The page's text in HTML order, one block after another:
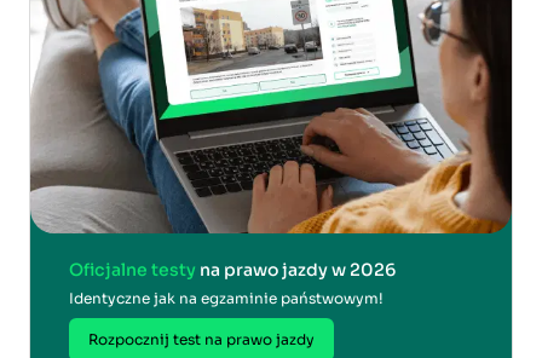
Oficjalne testy na prawo jazdy w 2026
Identyczne jak na egzaminie państwowym!
Rozpocznij test na prawo jazdy